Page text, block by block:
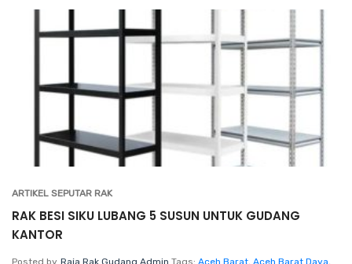
ARTIKEL SEPUTAR RAK
RAK BESI SIKU LUBANG 5 SUSUN UNTUK GUDANG
KANTOR
Posted by Raja Rak Gudang Admin Tags: Aceh Barat, Aceh Barat Daya,